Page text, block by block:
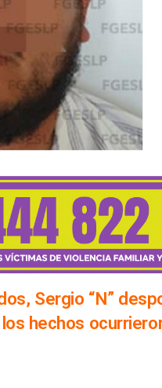
Sergio “N”
hechos